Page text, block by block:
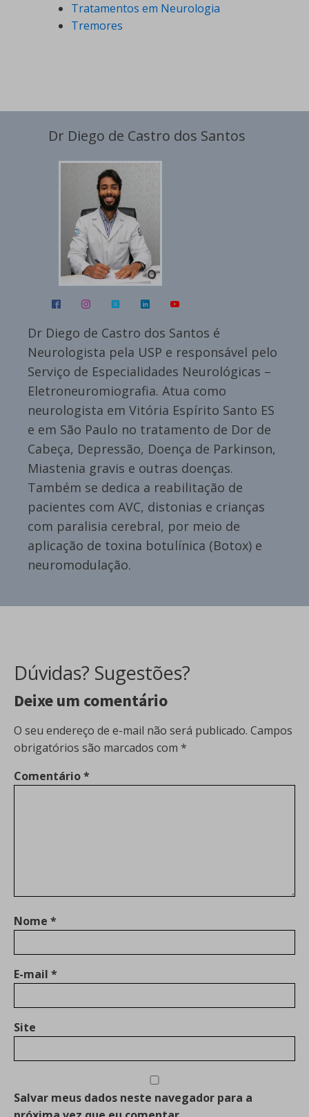
Tratamentos em Neurologia
Tremores
Dr Diego de Castro dos Santos
Dr Diego de Castro dos Santos é
Neurologista pela USP e responsável pelo
Serviço de Especialidades Neurológicas –
Eletroneuromiografia. Atua como
neurologista em Vitória Espírito Santo ES
e em São Paulo no tratamento de Dor de
Cabeça, Depressão, Doença de Parkinson,
Miastenia gravis e outras doenças.
Também se dedica a reabilitação de
pacientes com AVC, distonias e crianças
com paralisia cerebral, por meio de
aplicação de toxina botulínica (Botox) e
neuromodulação.
Dúvidas? Sugestões?
Deixe um comentário
O seu endereço de e-mail não será publicado. Campos
obrigatórios são marcados com *
Comentário*
Nome *
E-mail *
Site
Salvar meus dados neste navegador para a